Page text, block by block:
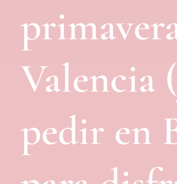
Valencia
pedir en